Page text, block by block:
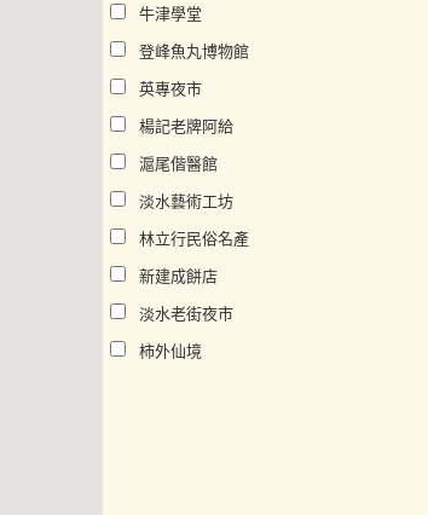
牛津學堂
登峰魚丸博物館
英專夜市
楊記老牌阿給
滬尾偕醫館
淡水藝術工坊
林立行民俗名產
新建成餅店
淡水老街夜市
柿外仙境